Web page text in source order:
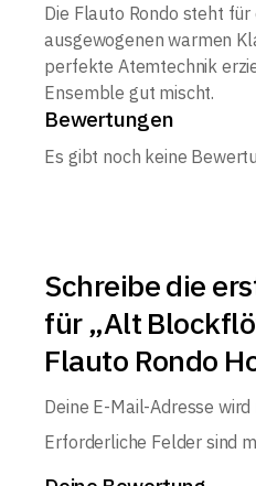
Die Flauto Rondo steht für
ausgewogenenwarmen
perfekte Atemtechnik
Ensemble gut mischt.
Bewertungen
Es gibt noch keine
Schreibe die
für „Alt
Flauto Rondo
Deine E-Mail-Adresse
Erforderliche Felder sind